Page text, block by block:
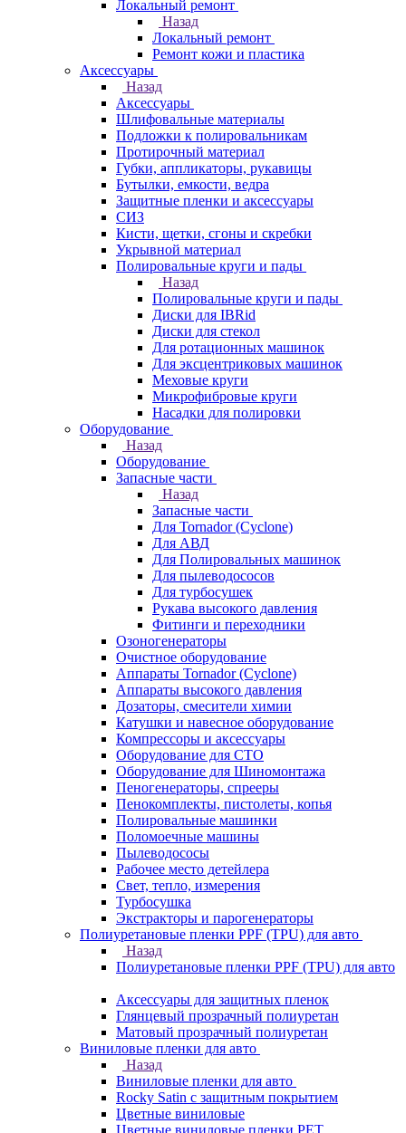
Локальный ремонт
Назад
Локальный ремонт
Ремонт кожи и пластика
Аксессуары
Назад
Аксессуары
Шлифовальные материалы
Подложки к полировальникам
Протирочный материал
Губки, аппликаторы, рукавицы
Бутылки, емкости, ведра
Защитные пленки и аксессуары
СИЗ
Кисти, щетки, сгоны и скребки
Укрывной материал
Полировальные круги и пады
Назад
Полировальные круги и пады
Диски для IBRid
Диски для стекол
Для ротационных машинок
Для эксцентриковых машинок
Меховые круги
Микрофибровые круги
Насадки для полировки
Оборудование
Назад
Оборудование
Запасные части
Назад
Запасные части
Для Tornador (Cyclone)
Для АВД
Для Полировальных машинок
Для пылеводососов
Для турбосушек
Рукава высокого давления
Фитинги и переходники
Озоногенераторы
Очистное оборудование
Аппараты Tornador (Cyclone)
Аппараты высокого давления
Дозаторы, смесители химии
Катушки и навесное оборудование
Компрессоры и аксессуары
Оборудование для СТО
Оборудование для Шиномонтажа
Пеногенераторы, спрееры
Пенокомплекты, пистолеты, копья
Полировальные машинки
Поломоечные машины
Пылеводососы
Рабочее место детейлера
Свет, тепло, измерения
Турбосушка
Экстракторы и парогенераторы
Полиуретановые пленки PPF (TPU) для авто
Назад
Полиуретановые пленки PPF (TPU) для авто
Аксессуары для защитных пленок
Глянцевый прозрачный полиуретан
Матовый прозрачный полиуретан
Виниловые пленки для авто
Назад
Виниловые пленки для авто
Rocky Satin с защитным покрытием
Цветные виниловые
Цветные виниловые пленки PET